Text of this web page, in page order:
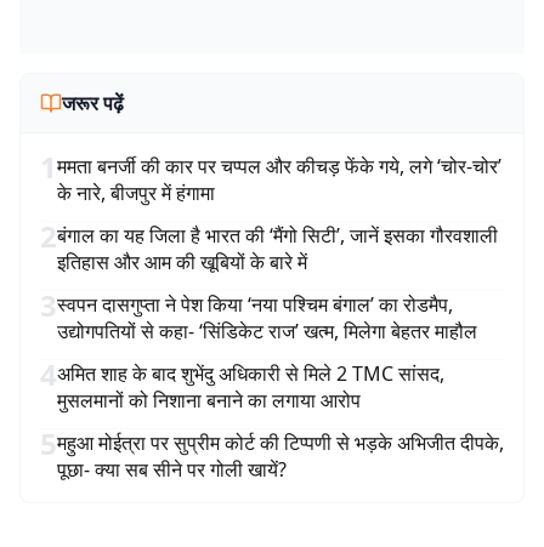
जरूर पढ़ें
1ममता बनर्जी की कार पर चप्पल और कीचड़ फेंके गये, लगे ‘चोर-चोर’
के नारे, बीजपुर में हंगामा
2बंगाल का यह जिला है भारत की ‘मैंगो सिटी’, जानें इसका गौरवशाली
इतिहास और आम की खूबियों के बारे में
3स्वपन दासगुप्ता ने पेश किया ‘नया पश्चिम बंगाल’ का रोडमैप,
उद्योगपतियों से कहा- ‘सिंडिकेट राज’ खत्म, मिलेगा बेहतर माहौल
4अमित शाह के बाद शुभेंदु अधिकारी से मिले 2 TMC सांसद,
मुसलमानों को निशाना बनाने का लगाया आरोप
5महुआ मोईत्रा पर सुप्रीम कोर्ट की टिप्पणी से भड़के अभिजीत दीपके,
पूछा- क्या सब सीने पर गोली खायें?